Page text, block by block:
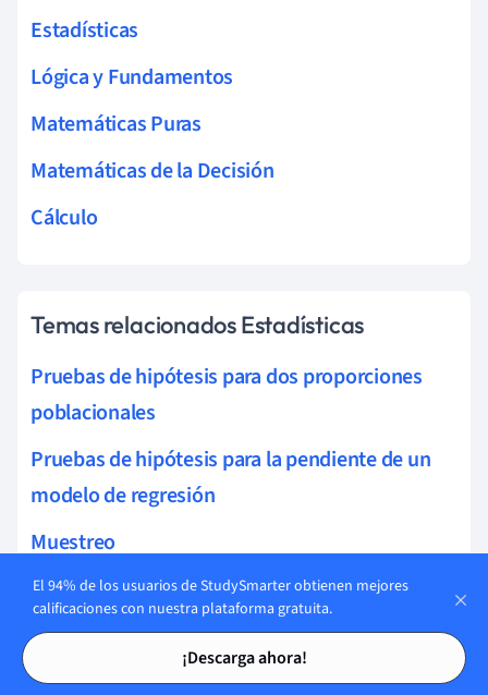
Tarjetas de estudio
Tarjetas de estudio
Estadísticas
Lógica y Fundamentos
Matemáticas Puras
Matemáticas de la Decisión
Cálculo
Temas relacionados Estadísticas
Pruebas de hipótesis para dos proporciones
poblacionales
Pruebas de hipótesis para la pendiente de un
modelo de regresión
Muestreo
Tipos de datos en estadísticas
Interpretación de datos
Medidas Estadísticas
El 94% de los usuarios de StudySmarter obtienen mejores
calificaciones con nuestra plataforma gratuita.
¡Descarga ahora!